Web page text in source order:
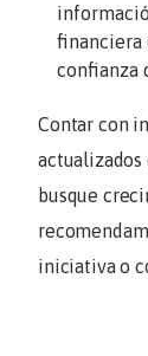
financiera
confianza
Contar con
actualizados
busque
iniciativa o